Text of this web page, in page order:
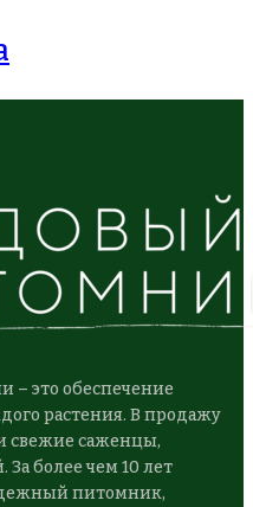
– это обеспечение
растения. В продажу
свежие саженцы,
более чем 10 лет
питомник,